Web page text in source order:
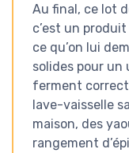
Au final, ce lot
c’est un produit
ce qu’on lui
solides pour un
ferment
lave-vaisselle
maison, des
rangement